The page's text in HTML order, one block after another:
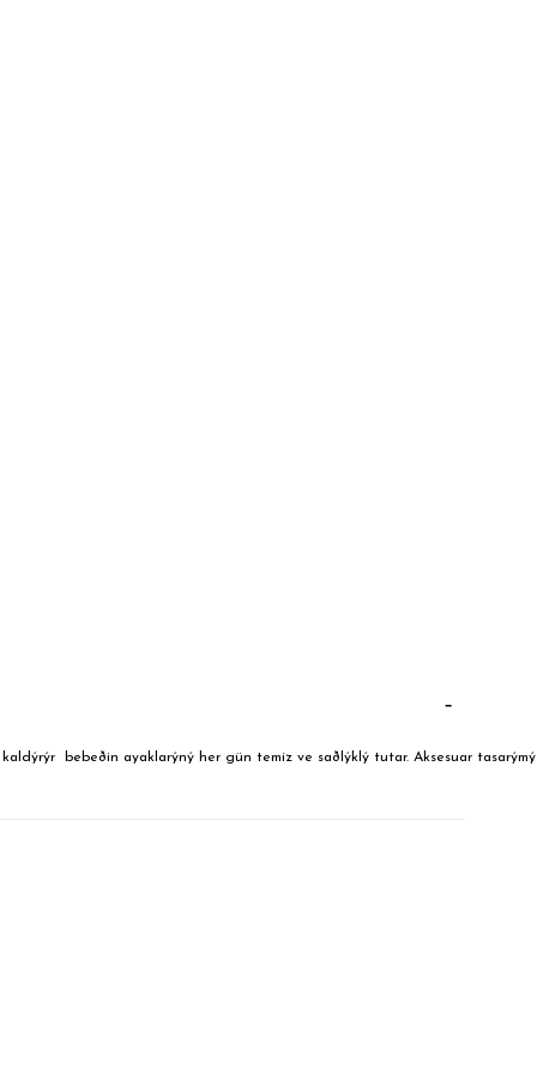
bebeðin ayaklarýný her gün temiz ve saðlýklý tutar. Aksesuar